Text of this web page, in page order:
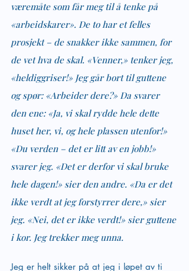
væremåte som får meg til å tenke på
«arbeidskarer». De to har et felles
prosjekt – de snakker ikke sammen, for
de vet hva de skal. «Venner,» tenker jeg,
«heldiggriser!» Jeg går bort til guttene
og spør: «Arbeider dere?» Da svarer
den ene: «Ja, vi skal rydde hele dette
huset her, vi, og hele plassen utenfor!»
«Du verden – det er litt av en jobb!»
svarer jeg. «Det er derfor vi skal bruke
hele dagen!» sier den andre. «Da er det
ikke verdt at jeg forstyrrer dere,» sier
jeg. «Nei, det er ikke verdt!» sier guttene
i kor. Jeg trekker meg unna.
Jeg er helt sikker på at jeg i løpet av ti